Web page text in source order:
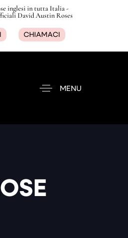
inglesi in tutta Italia -
David Austin Roses
CHIAMACI
MENU